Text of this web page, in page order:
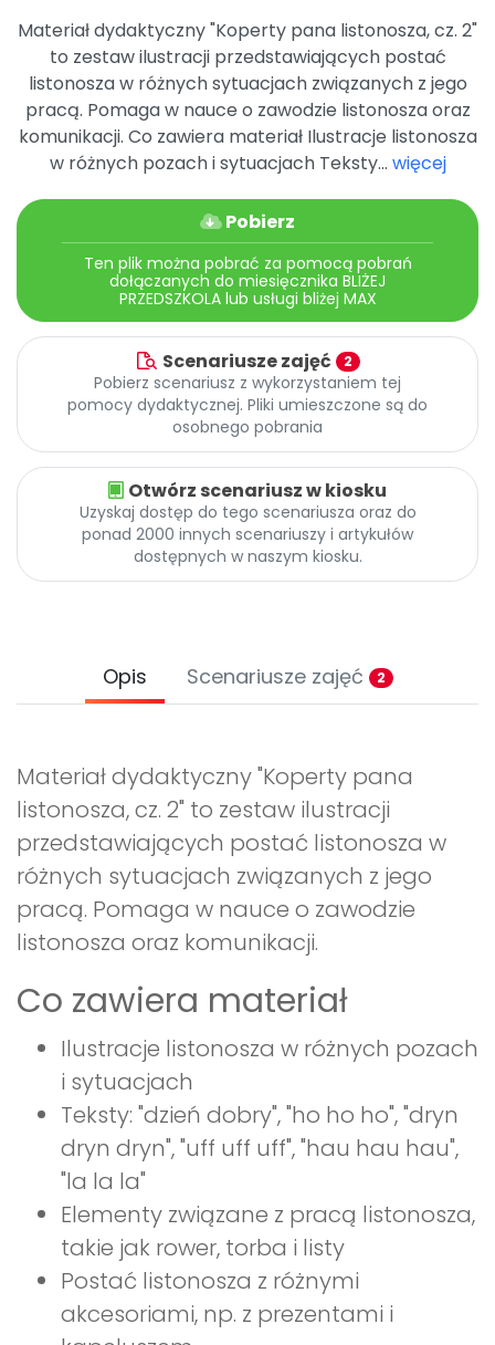
Pomoc
Materiał dydaktyczny "Koperty pana listonosza, cz. 2"
to zestaw ilustracji przedstawiających postać
listonosza w różnych sytuacjach związanych z jego
pracą. Pomaga w nauce o zawodzie listonosza oraz
komunikacji. Co zawiera materiał Ilustracje listonosza
w różnych pozach i sytuacjach Teksty... więcej
Pobierz
Ten plik można pobrać za pomocą pobrań
dołączanych do miesięcznika BLIŻEJ
PRZEDSZKOLA lub usługi bliżej MAX
Scenariusze zajęć 2
Pobierz scenariusz z wykorzystaniem tej
pomocy dydaktycznej. Pliki umieszczone są do
osobnego pobrania
Otwórz scenariusz w kiosku
Uzyskaj dostęp do tego scenariusza oraz do
ponad 2000 innych scenariuszy i artykułów
dostępnych w naszym kiosku.
Opis Scenariusze zajęć 2
Materiał dydaktyczny "Koperty pana
listonosza, cz. 2" to zestaw ilustracji
przedstawiających postać listonosza w
różnych sytuacjach związanych z jego
pracą. Pomaga w nauce o zawodzie
listonosza oraz komunikacji.
Co zawiera materiał
Ilustracje listonosza w różnych pozach
i sytuacjach
Teksty: "dzień dobry", "ho ho ho", "dryn
dryn dryn", "uff uff uff", "hau hau hau",
"la la la"
Elementy związane z pracą listonosza,
takie jak rower, torba i listy
Postać listonosza z różnymi
akcesoriami, np. z prezentami i